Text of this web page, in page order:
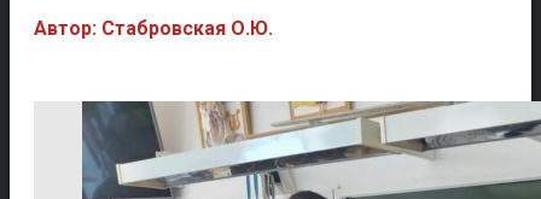
Автор: Стабровская О.Ю.